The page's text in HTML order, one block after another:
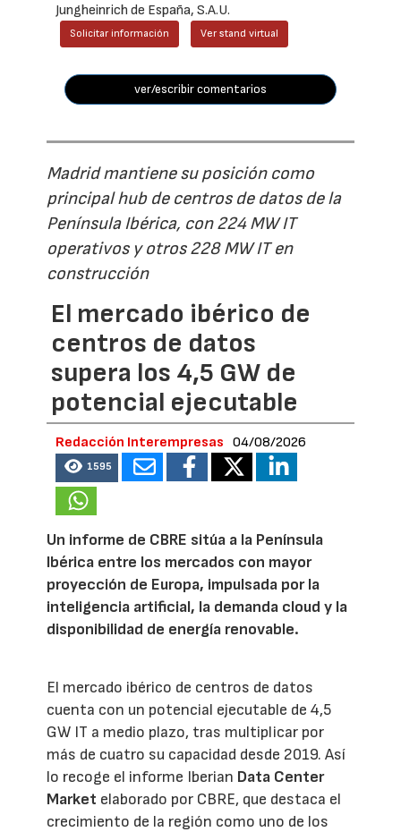
Jungheinrich de España, S.A.U.
Solicitar información Ver stand virtual
ver/escribir comentarios
Madrid mantiene su posición como
principal hub de centros de datos de la
Península Ibérica, con 224 MW IT
operativos y otros 228 MW IT en
construcción
El mercado ibérico de
centros de datos
supera los 4,5 GW de
potencial ejecutable
Redacción Interempresas 04/08/2026
1595
Un informe de CBRE sitúa a la Península
Ibérica entre los mercados con mayor
proyección de Europa, impulsada por la
inteligencia artificial, la demanda cloud y la
disponibilidad de energía renovable.
El mercado ibérico de centros de datos
cuenta con un potencial ejecutable de 4,5
GW IT a medio plazo, tras multiplicar por
más de cuatro su capacidad desde 2019. Así
lo recoge el informe Iberian Data Center
Market elaborado por CBRE, que destaca el
crecimiento de la región como uno de los